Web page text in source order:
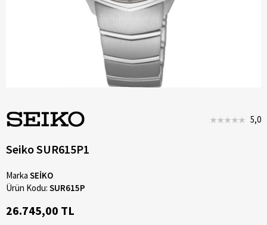
5,0
Seiko SUR615P1
Marka SEİKO
Ürün Kodu: SUR615P
26.745,00 TL